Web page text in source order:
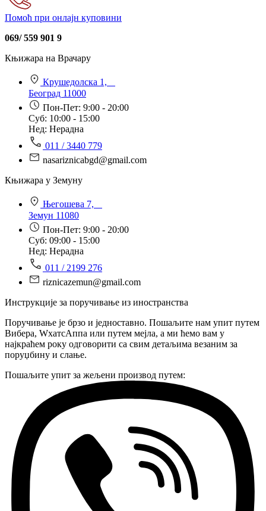
Помоћ при онлајн куповини
069/ 559 901 9
Књижара на Врачару
Крушедолска 1,
Београд 11000
Пон-Пет: 9:00 - 20:00
Суб: 10:00 - 15:00
Нед: Нерадна
011 / 3440 779
nasariznicabgd@gmail.com
Књижара у Земуну
Његошева 7,
Земун 11080
Пон-Пет: 9:00 - 20:00
Суб: 09:00 - 15:00
Нед: Нерадна
011 / 2199 276
riznicazemun@gmail.com
Инструкције за поручивање из иностранства
Поручивање је брзо и једноставно. Пошаљите нам упит путем
Вибера, WхатсАппа или путем мејла, а ми ћемо вам у
најкраћем року одговорити са свим детаљима везаним за
поруџбину и слање.
Пошаљите упит за жељени производ путем: